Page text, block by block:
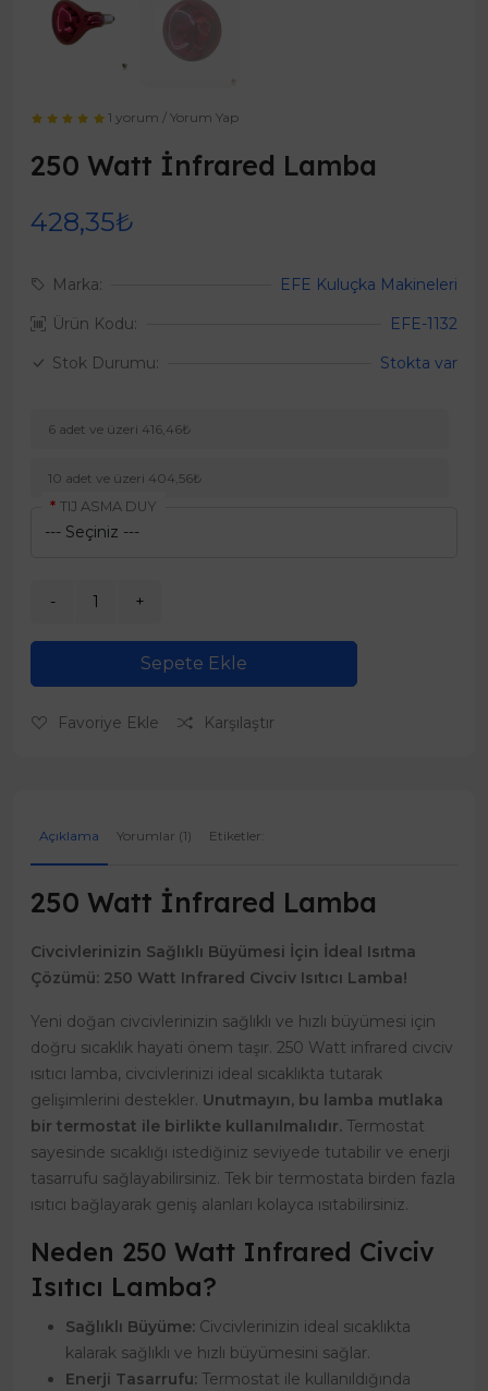
1 yorum /Yorum Yap
250 Watt İnfrared Lamba
428,35₺
Marka:
EFE Kuluçka Makineleri
Ürün Kodu:
EFE-1132
Stok Durumu:
Stokta var
6 adet ve üzeri 416,46₺
10 adet ve üzeri 404,56₺
TIJ ASMA DUY
Sepete Ekle
Favoriye Ekle Karşılaştır
Açıklama Yorumlar (1) Etiketler:
250 Watt İnfrared Lamba
Civcivlerinizin Sağlıklı Büyümesi İçin İdeal Isıtma
Çözümü: 250 Watt Infrared Civciv Isıtıcı Lamba!
Yeni doğan civcivlerinizin sağlıklı ve hızlı büyümesi için
doğru sıcaklık hayati önem taşır. 250 Watt infrared civciv
ısıtıcı lamba, civcivlerinizi ideal sıcaklıkta tutarak
gelişimlerini destekler. Unutmayın, bu lamba mutlaka
bir termostat ile birlikte kullanılmalıdır. Termostat
sayesinde sıcaklığı istediğiniz seviyede tutabilir ve enerji
tasarrufu sağlayabilirsiniz. Tek bir termostata birden fazla
ısıtıcı bağlayarak geniş alanları kolayca ısıtabilirsiniz.
Neden 250 Watt Infrared Civciv
Isıtıcı Lamba?
Sağlıklı Büyüme: Civcivlerinizin ideal sıcaklıkta
kalarak sağlıklı ve hızlı büyümesini sağlar.
Enerji Tasarrufu: Termostat ile kullanıldığında